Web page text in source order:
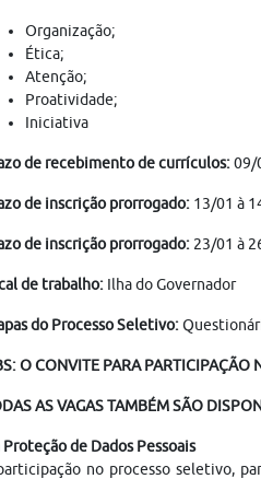
Organização;
Ética;
Atenção;
Proatividade;
Iniciativa
de recebimento de currículos:09/
de inscrição prorrogado:13/01 à
de inscrição prorrogado: 23/01 à
de trabalho: Ilha do Governador
do Processo Seletivo:
O CONVITE PARA PARTICIPAÇÃO
AS VAGAS TAMBÉM SÃO
Proteção de Dados Pessoais
no processo seletivo,